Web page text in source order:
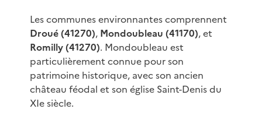
Les communes environnantes comprennent
Droué (41270), Mondoubleau (41170), et
Romilly (41270). Mondoubleau est
particulièrement connue pour son
patrimoine historique, avec son ancien
château féodal et son église Saint-Denis du
XIe siècle.